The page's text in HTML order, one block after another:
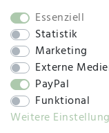
SOCIAL
Essenziell
Statistik
Marketing
Externe
PayPal
Funktional
Weitere